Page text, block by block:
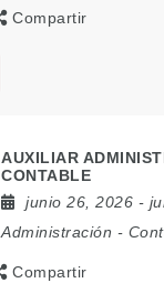
Compartir
AUXILIAR
CONTABLE
junio 26, 2026 -
Administración -
Compartir